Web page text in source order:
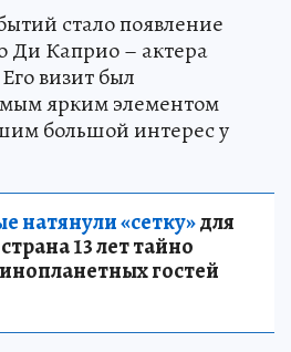
стало появление
Ди Каприо – актера
визит был
ярким элементом
большой интерес у
натянули «сетку»для
13 лет тайно
гостей